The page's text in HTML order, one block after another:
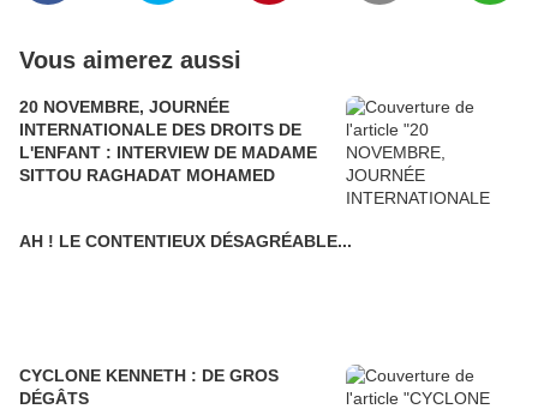
Vous aimerez aussi
20 NOVEMBRE, JOURNÉE
INTERNATIONALE DES DROITS DE
L'ENFANT : INTERVIEW DE MADAME
SITTOU RAGHADAT MOHAMED
AH ! LE CONTENTIEUX DÉSAGRÉABLE...
CYCLONE KENNETH : DE GROS
DÉGÂTS